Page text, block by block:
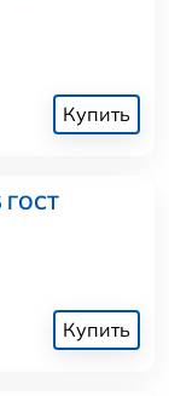
Купить
ГОСТ
Купить